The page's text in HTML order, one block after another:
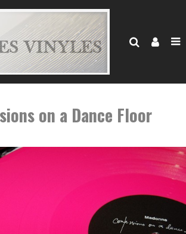
on a Dance Floor